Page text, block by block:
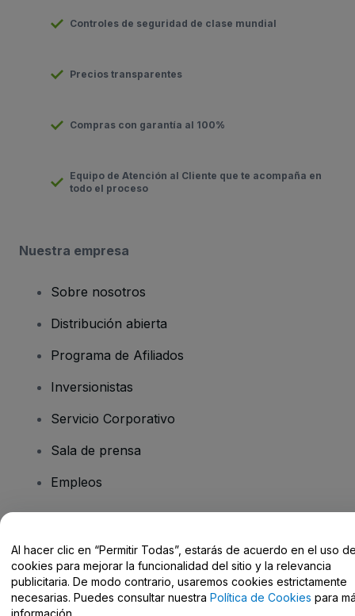
Controles de seguridad de clase mundial
Precios transparentes
Compras con garantía al 100%
Equipo de Atención al Cliente que te acompaña en
todo el proceso
Nuestra empresa
Sobre nosotros
Distribución abierta
Programa de Afiliados
Inversionistas
Servicio Corporativo
Sala de prensa
Empleos
Centro de Ayuda / Contacto
Al hacer clic en “Permitir Todas”, estarás de acuerdo en el uso
cookies para mejorar la funcionalidad del sitio y la relevancia
publicitaria. De modo contrario, usaremos cookies estrictamente
necesarias. Puedes consultar nuestra Política de Cookies para
información.